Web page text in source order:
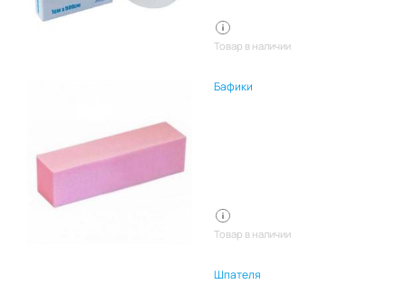
Товар в наличии
Бафики
Товар в наличии
Шпателя